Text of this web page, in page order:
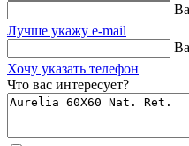
Лучше укажу e-mail
Хочу указать телефон
Что вас интересует?